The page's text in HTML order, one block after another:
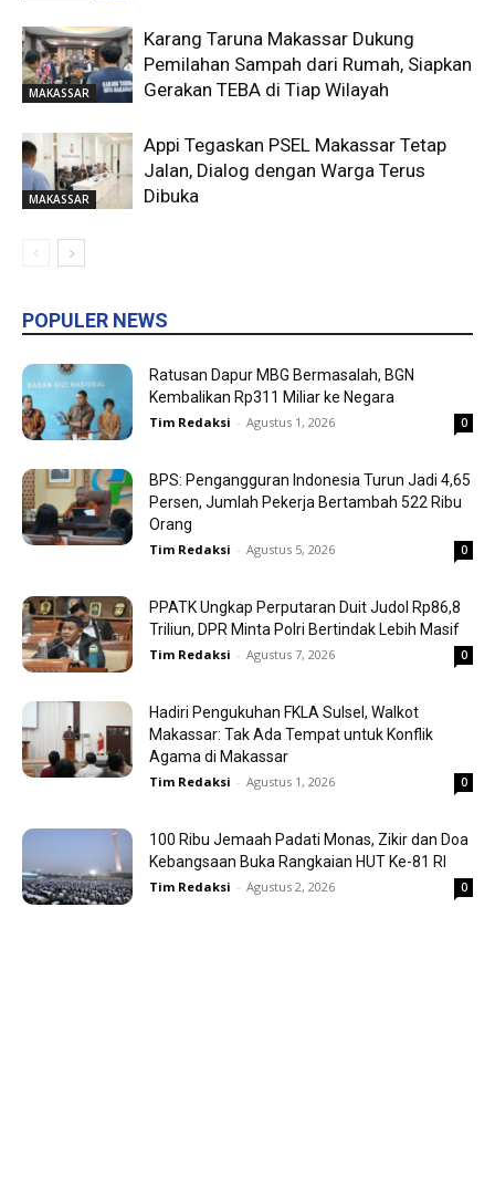
MAKASSAR
Karang Taruna Makassar Dukung
Pemilahan Sampah dari Rumah, Siapkan
Gerakan TEBA di Tiap Wilayah
MAKASSAR
Appi Tegaskan PSEL Makassar Tetap
Jalan, Dialog dengan Warga Terus
Dibuka
POPULER NEWS
Ratusan Dapur MBG Bermasalah, BGN
Kembalikan Rp311 Miliar ke Negara
Tim Redaksi - Agustus 1, 2026 0
BPS: Pengangguran Indonesia Turun Jadi 4,65
Persen, Jumlah Pekerja Bertambah 522 Ribu
Orang
Tim Redaksi - Agustus 5, 2026 0
PPATK Ungkap Perputaran Duit Judol Rp86,8
Triliun, DPR Minta Polri Bertindak Lebih Masif
Tim Redaksi - Agustus 7, 2026 0
Hadiri Pengukuhan FKLA Sulsel, Walkot
Makassar: Tak Ada Tempat untuk Konflik
Agama di Makassar
Tim Redaksi - Agustus 1, 2026 0
100 Ribu Jemaah Padati Monas, Zikir dan Doa
Kebangsaan Buka Rangkaian HUT Ke-81 RI
Tim Redaksi - Agustus 2, 2026 0